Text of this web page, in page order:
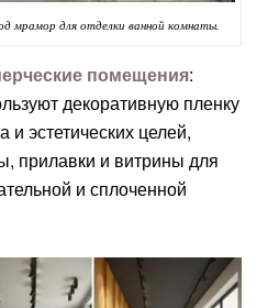
мрамор для отделки ванной комнаты.
помещения:
декоративную пленку
эстетических целей,
прилавки и витрины для
и сплоченной